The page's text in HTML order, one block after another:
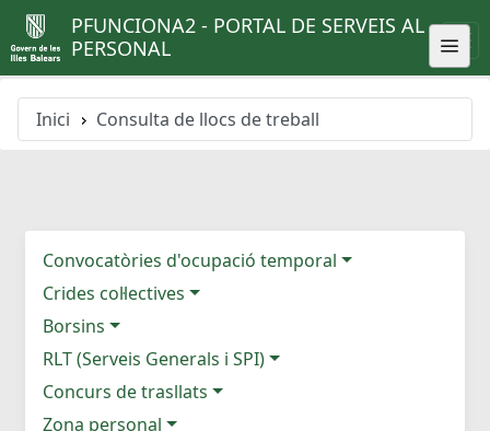
PFUNCIONA2 - PORTAL DE SERVEIS AL
PERSONAL
Inici Consulta de llocs de treball
Convocatòries d'ocupació temporal
Crides col·lectives
Borsins
RLT (Serveis Generals i SPI)
Concurs de trasllats
Zona personal